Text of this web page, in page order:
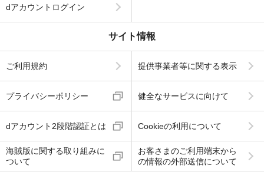
dアカウントログイン
サイト情報
ご利用規約 提供事業者等に関する表示
プライバシーポリシー 健全なサービスに向けて
dアカウント2段階認証とは Cookieの利用について
海賊版に関する取り組みに
ついて
お客さまのご利用端末から
の情報の外部送信について